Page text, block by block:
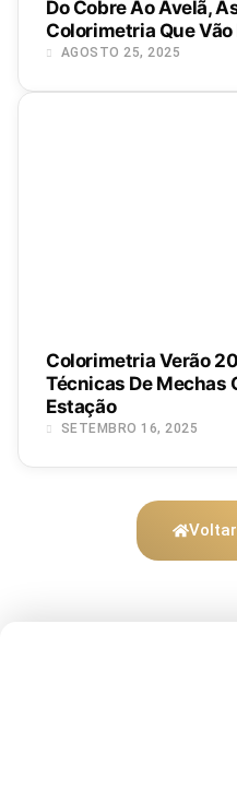
Do Cobre Ao Avelã,
Colorimetria Que
AGOSTO 25, 2025
Colorimetria Verão
Técnicas De Mechas
Estação
SETEMBRO 16, 2025